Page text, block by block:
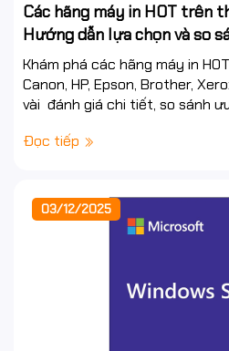
Các hãng máy in HOT trên
Hướng dẫn lựa chọn và so
Khám phá các hãng máy in
Canon, HP, Epson, Brother,
vài đánh giá chi tiết, so sánh
Đọc tiếp
03/12/2025